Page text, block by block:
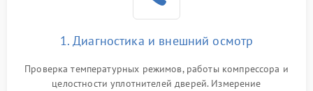
работе
2000 ₽ Подробнее →
1. Диагностика и внешний осмотр
Проверка температурных режимов, работы компрессора и
целостности уплотнителей дверей. Измерение